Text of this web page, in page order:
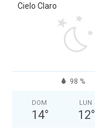
Cielo Claro
98 %
DOM
14°
LUN
12°